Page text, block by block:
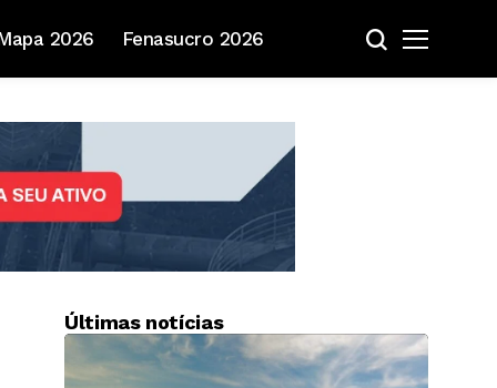
2026 Fenasucro 2026
Últimas notícias